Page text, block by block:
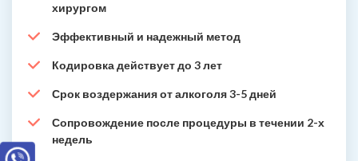
хирургом
Эффективный и надежный метод
Кодировка действует до 3 лет
Срок воздержания от алкоголя 3-5 дней
Сопровождение после процедуры в течении 2-х
недель